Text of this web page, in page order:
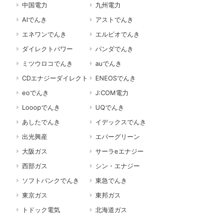
中国電力
九州電力
AIでんき
アストでんき
エネワンでんき
エルピオでんき
ダイレクトパワー
パンダでんき
ミツウロコでんき
auでんき
CDエナジーダイレクト
ENEOSでんき
eoでんき
J:COM電力
Looopでんき
UQでんき
あしたでんき
イデックスでんき
出光興産
エバーグリーン
大阪ガス
サーラeエナジー
西部ガス
シン・エナジー
ソフトバンクでんき
東急でんき
東京ガス
東邦ガス
トドック電気
北海道ガス